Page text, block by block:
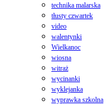
technika malarska
tłusty czwartek
video
walentynki
Wielkanoc
wiosna
witraż
wycinanki
wyklejanka
wyprawka szkolna